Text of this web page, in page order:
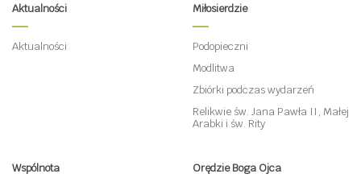
Aktualności
Aktualności
Miłosierdzie
Podopieczni
Modlitwa
Zbiórki podczas wydarzeń
Relikwie św. Jana Pawła II, Małej
Arabki i św. Rity
Wspólnota Orędzie Boga Ojca